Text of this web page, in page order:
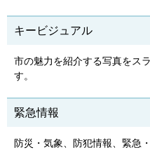
キービジュアル
市の魅力を紹介する写真をス
す。
緊急情報
防災・気象、防犯情報、緊急